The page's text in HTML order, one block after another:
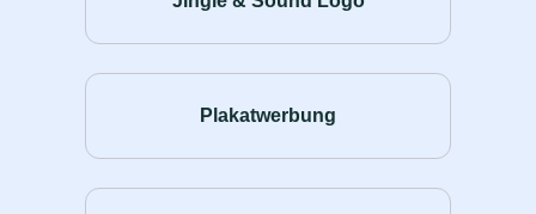
Plakatwerbung